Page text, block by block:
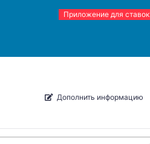
Приложение для ставок
Дополнить информацию